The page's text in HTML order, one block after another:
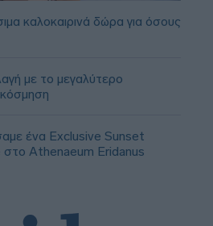
καλοκαιρινά δώρα για όσους
με το μεγαλύτερο
ένα Exclusive Sunset
Athenaeum Eridanus